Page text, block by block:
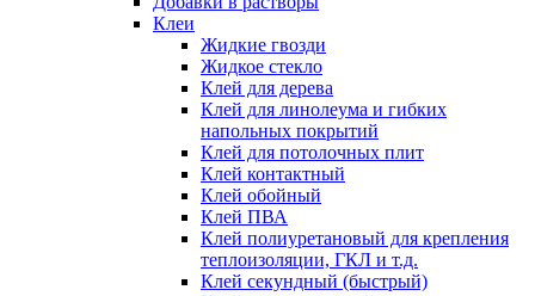
Клеи
Жидкие гвозди
Жидкое стекло
Клей для дерева
Клей для линолеума и гибких
напольных покрытий
Клей для потолочных плит
Клей контактный
Клей обойный
Клей ПВА
Клей полиуретановый для крепления
теплоизоляции, ГКЛ и т.д.
Клей секундный (быстрый)